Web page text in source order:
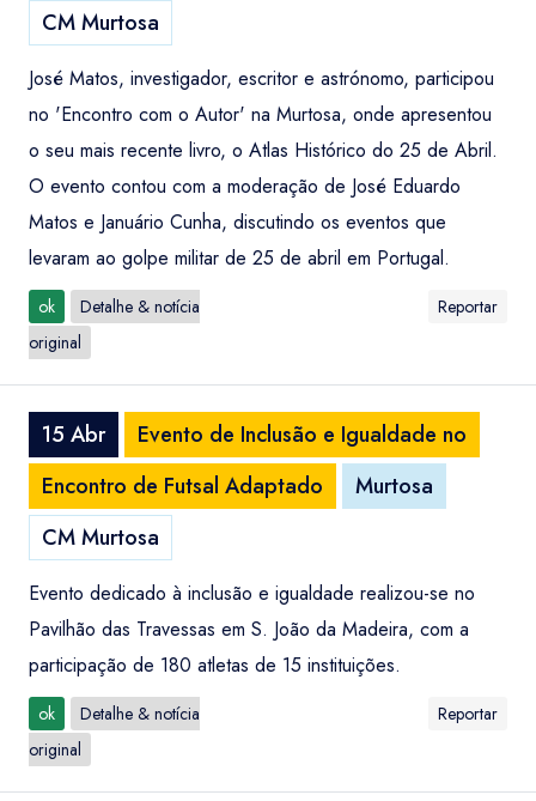
CM Murtosa
José Matos, investigador, escritor e astrónomo, participou
no 'Encontro com o Autor' na Murtosa, onde apresentou
o seu mais recente livro, o Atlas Histórico do 25 de Abril.
O evento contou com a moderação de José Eduardo
Matos e Januário Cunha, discutindo os eventos que
levaram ao golpe militar de 25 de abril em Portugal.
ok
Detalhe & notícia
original
Reportar
15 Abr
Evento de Inclusão e Igualdade no
Encontro de Futsal Adaptado
Murtosa
CM Murtosa
Evento dedicado à inclusão e igualdade realizou-se no
Pavilhão das Travessas em S. João da Madeira, com a
participação de 180 atletas de 15 instituições.
ok
Detalhe & notícia
original
Reportar